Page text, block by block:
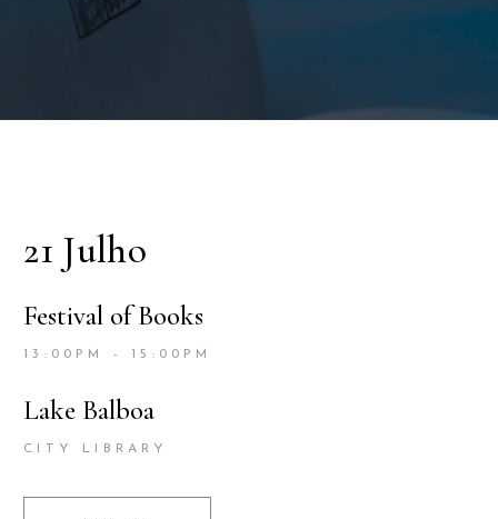
21 Julho
Festival of Books
13:00PM - 15:00PM
Lake Balboa
CITY LIBRARY